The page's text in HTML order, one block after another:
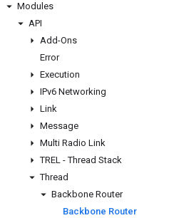
Modules
API
Add-Ons
Error
Execution
IPv6 Networking
Link
Message
Multi Radio Link
TREL - Thread Stack
Thread
Backbone Router
Backbone Router